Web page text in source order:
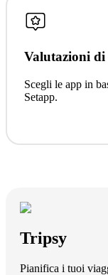
Valutazioni
Scegli le app in
Setapp.
Tripsy
Pianifica i tuoi